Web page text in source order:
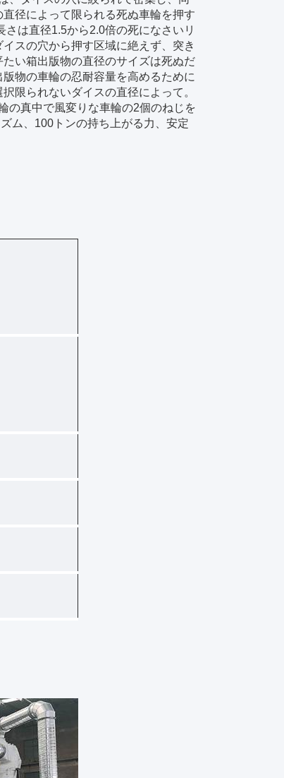
径によって限られる死ぬ車輪を押す
は直径1.5から2.0倍の死になさいリ
スの穴から押す区域に絶えず、突き
い箱出版物の直径のサイズは死ぬだ
物の車輪の忍耐容量を高めるために
限られないダイスの直径によって。
の真中で風変りな車輪の2個のねじを
ム、100トンの持ち上がる力、安定